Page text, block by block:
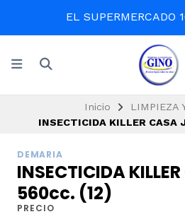
EL SUPERMERCADO
Inicio
LIMPIEZA
INSECTICIDA KILLER CASA
DEMARIA
INSECTICIDA
560cc. (12)
PRECIO